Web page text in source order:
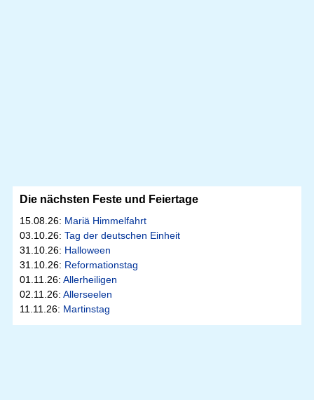
Die nächsten Feste und Feiertage
15.08.26: Mariä Himmelfahrt
03.10.26: Tag der deutschen Einheit
31.10.26: Halloween
31.10.26: Reformationstag
01.11.26: Allerheiligen
02.11.26: Allerseelen
11.11.26: Martinstag